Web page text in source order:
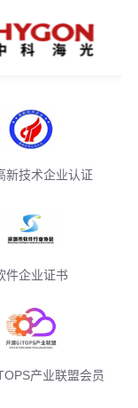
新技术企业认证
件企业证书
产业联盟会员